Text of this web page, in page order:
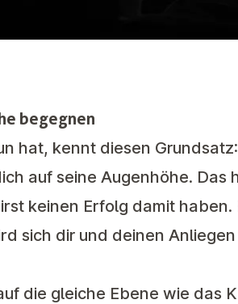
begegnen
hat, kennt diesen
auf seine Augenhöhe. Das
keinen Erfolg damit
sich dir und deinen
die gleiche Ebene wie das